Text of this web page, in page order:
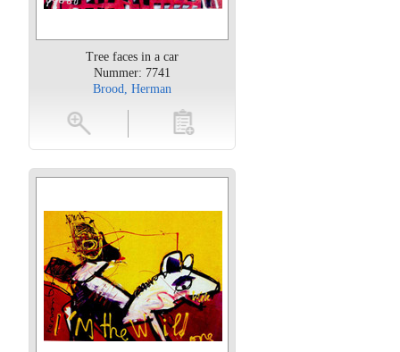
Tree faces in a car
Nummer: 7741
Brood, Herman
toevoegen